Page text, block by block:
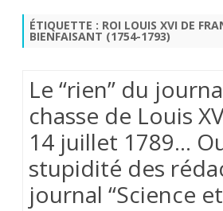
ÉTIQUETTE : ROI LOUIS XVI DE
BIENFAISANT (1754-1793)
Le “rien” du
chasse de Louis
14 juillet 1789…
stupidité des
journal “Science